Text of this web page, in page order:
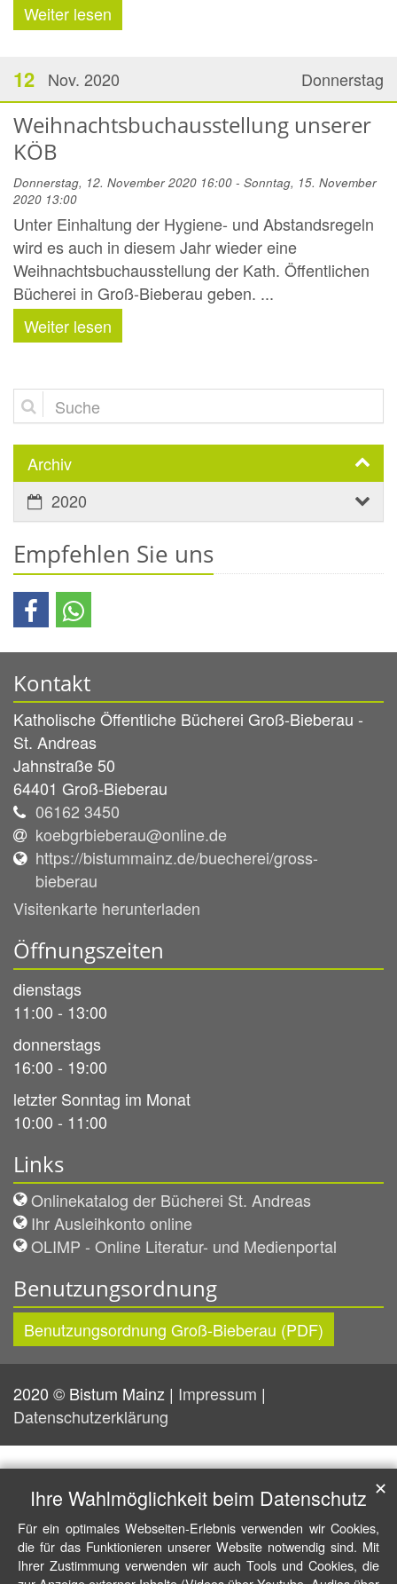
Weiter lesen
Donnerstag
12 Nov. 2020
Weihnachtsbuchausstellung unserer
KÖB
Donnerstag, 12. November 2020 16:00 - Sonntag, 15. November
2020 13:00
Unter Einhaltung der Hygiene- und Abstandsregeln
wird es auch in diesem Jahr wieder eine
Weihnachtsbuchausstellung der Kath. Öffentlichen
Bücherei in Groß-Bieberau geben. ...
Weiter lesen
Suche
Archiv
2020
Empfehlen Sie uns
Kontakt
Katholische Öffentliche Bücherei Groß-Bieberau -
St. Andreas
Jahnstraße 50
64401 Groß-Bieberau
06162 3450
koebgrbieberau@online.de
https://bistummainz.de/buecherei/gross-
bieberau
Visitenkarte herunterladen
Öffnungszeiten
dienstags
11:00 - 13:00
donnerstags
16:00 - 19:00
letzter Sonntag im Monat
10:00 - 11:00
Links
Onlinekatalog der Bücherei St. Andreas
Ihr Ausleihkonto online
OLIMP - Online Literatur- und Medienportal
Benutzungsordnung
Benutzungsordnung Groß-Bieberau (PDF)
2020 © Bistum Mainz | Impressum |
Datenschutzerklärung
Ihre Wahlmöglichkeit beim Datenschutz
Für ein optimales Webseiten-Erlebnis verwenden wir Cookies,
die für das Funktionieren unserer Website notwendig sind. Mit
Ihrer Zustimmung verwenden wir auch Tools und Cookies, die
✕